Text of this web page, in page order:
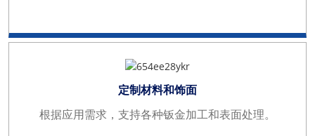
定制材料和饰面
根据应用需求，支持各种钣金加工和表面处理。